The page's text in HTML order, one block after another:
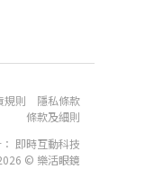
規則
隱私條款
條款及細則
： 即時互動科技
© 樂活眼鏡